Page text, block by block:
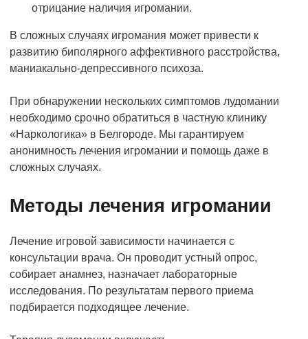
отрицание наличия игромании.
В сложных случаях игромания может привести к
развитию биполярного аффективного расстройства,
маниакально-депрессивного психоза.
При обнаружении нескольких симптомов лудомании
необходимо срочно обратиться в частную клинику
«Наркологика» в Белгороде. Мы гарантируем
анонимность лечения игромании и помощь даже в
сложных случаях.
Методы лечения игромании
Лечение игровой зависимости начинается с
консультации врача. Он проводит устный опрос,
собирает анамнез, назначает лабораторные
исследования. По результатам первого приема
подбирается подходящее лечение.